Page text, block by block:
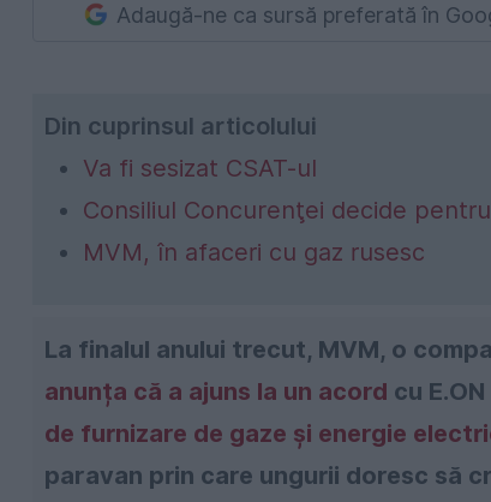
Adaugă-ne ca sursă preferată în
Din cuprinsul articolului
Va fi sesizat CSAT-ul
Consiliul Concurenţei decide
MVM, în afaceri cu gaz rusesc
La finalul anului trecut, MVM, o
anunța că a ajuns la un acord cu
de furnizare de gaze și energie
paravan prin care ungurii doresc să